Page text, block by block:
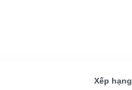
Xếp hạng